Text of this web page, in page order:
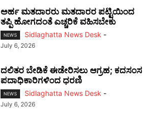
ಅರ್ಹ ಮತದಾರರು ಮತದಾರರ ಪಟ್ಟಿಯಿಂದ
ತಪ್ಪಿ ಹೋಗದಂತೆ ಎಚ್ಚರಿಕೆ ವಹಿಸಬೇಕು
NEWS Sidlaghatta News Desk -
July 6, 2026
ದಲಿತರ ಬೇಡಿಕೆ ಈಡೇರಿಸಲು ಆಗ್ರಹ; ಕದಸಂಸ
ಪದಾಧಿಕಾರಿಗಳಿಂದ ಧರಣಿ
NEWS Sidlaghatta News Desk -
July 6, 2026